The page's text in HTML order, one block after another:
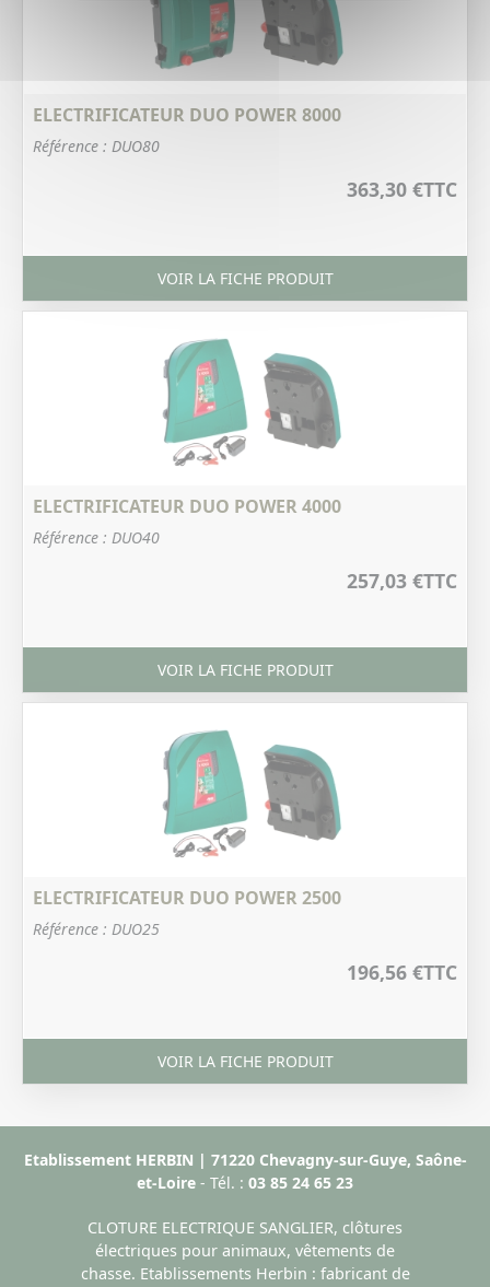
ELECTRIFICATEUR DUO POWER 8000
Référence : DUO80
363,30 €TTC
VOIR LA FICHE PRODUIT
ELECTRIFICATEUR DUO POWER 4000
Référence : DUO40
257,03 €TTC
VOIR LA FICHE PRODUIT
ELECTRIFICATEUR DUO POWER 2500
Référence : DUO25
196,56 €TTC
VOIR LA FICHE PRODUIT
Etablissement HERBIN | 71220 Chevagny-sur-Guye, Saône-
et-Loire - Tél. : 03 85 24 65 23
CLOTURE ELECTRIQUE SANGLIER, clôtures
électriques pour animaux, vêtements de
chasse. Etablissements Herbin : fabricant de